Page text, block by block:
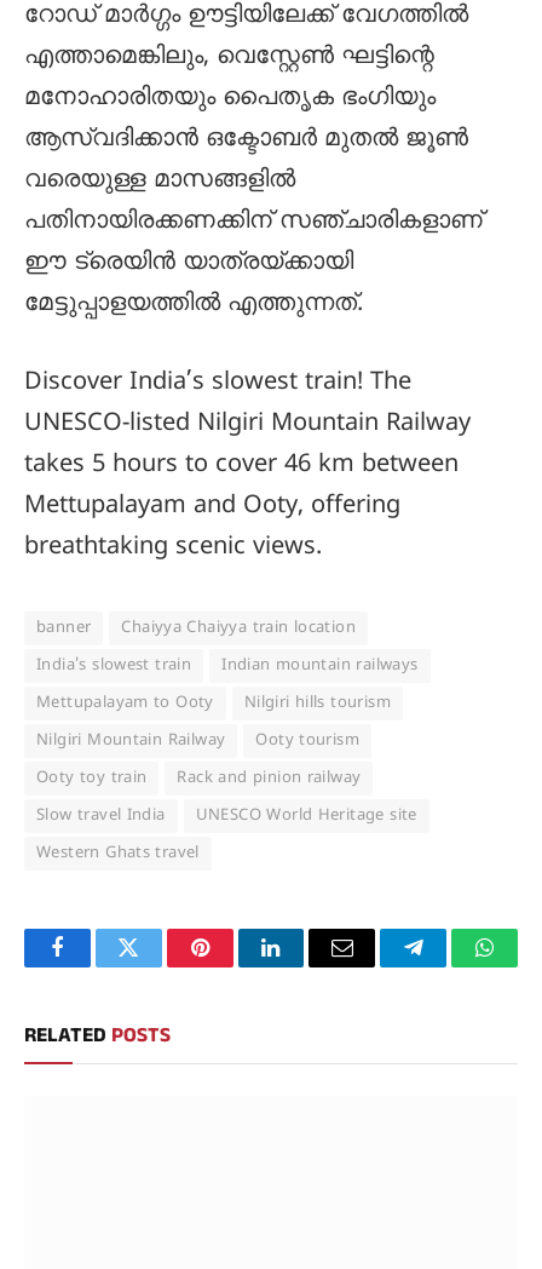
റോഡ് മാർഗ്ഗം ഊട്ടിയിലേക്ക് വേഗത്തിൽ
എത്താമെങ്കിലും, വെസ്റ്റേൺ ഘട്ടിന്റെ
മനോഹാരിതയും പൈതൃക ഭംഗിയും
ആസ്വദിക്കാൻ ഒക്ടോബർ മുതൽ ജൂൺ
വരെയുള്ള മാസങ്ങളിൽ
പതിനായിരക്കണക്കിന് സഞ്ചാരികളാണ്
ഈ ട്രെയിൻ യാത്രയ്ക്കായി
മേട്ടുപ്പാളയത്തിൽ എത്തുന്നത്.
Discover India’s slowest train! The
UNESCO-listed Nilgiri Mountain Railway
takes 5 hours to cover 46 km between
Mettupalayam and Ooty, offering
breathtaking scenic views.
banner
Chaiyya Chaiyya train location
India's slowest train
Indian mountain railways
Mettupalayam to Ooty
Nilgiri hills tourism
Nilgiri Mountain Railway
Ooty tourism
Ooty toy train
Rack and pinion railway
Slow travel India
UNESCO World Heritage site
Western Ghats travel
FacebookTwitter PinterestLinkedInEmail Telegram
RELATED POSTS